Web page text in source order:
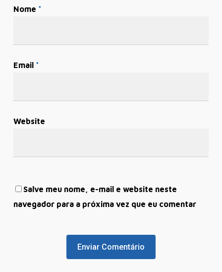
Nome *
Email *
Website
Salve meu nome, e-mail e website neste
navegador para a próxima vez que eu comentar